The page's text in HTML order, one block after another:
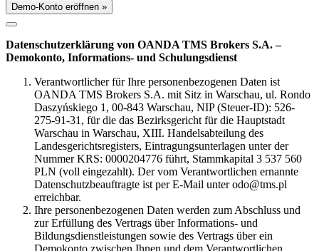
Demo-Konto eröffnen »
Datenschutzerklärung von OANDA TMS Brokers S.A. –
Demokonto, Informations- und Schulungsdienst
Verantwortlicher für Ihre personenbezogenen Daten ist
OANDA TMS Brokers S.A. mit Sitz in Warschau, ul. Rondo
Daszyńskiego 1, 00-843 Warschau, NIP (Steuer-ID): 526-
275-91-31, für die das Bezirksgericht für die Hauptstadt
Warschau in Warschau, XIII. Handelsabteilung des
Landesgerichtsregisters, Eintragungsunterlagen unter der
Nummer KRS: 0000204776 führt, Stammkapital 3 537 560
PLN (voll eingezahlt). Der vom Verantwortlichen ernannte
Datenschutzbeauftragte ist per E-Mail unter odo@tms.pl
erreichbar.
Ihre personenbezogenen Daten werden zum Abschluss und
zur Erfüllung des Vertrags über Informations- und
Bildungsdienstleistungen sowie des Vertrags über ein
Demokonto zwischen Ihnen und dem Verantwortlichen